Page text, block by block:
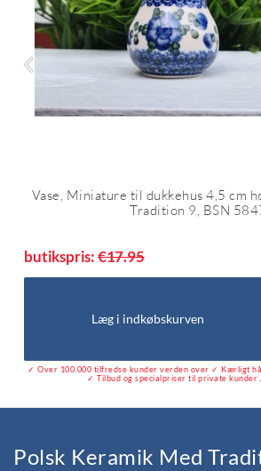
Vase, Miniature til dukkehus 4,5 cm
Tradition 9, BSN
butikspris:€17.95
Læg i indkøbskurven
✓ Over 100.000 tilfredse kunder verden over ✓ Kærligt
✓ Tilbud og specialpriser til private kunder
Polsk Keramik Med